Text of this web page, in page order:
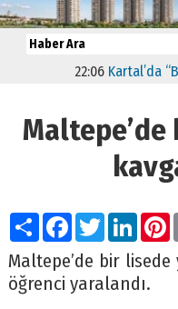
22:06 Kartal’da
Maltepe’de
PaylaşFacebook
Twitter
Maltepe’de bir
öğrenci yaralandı.